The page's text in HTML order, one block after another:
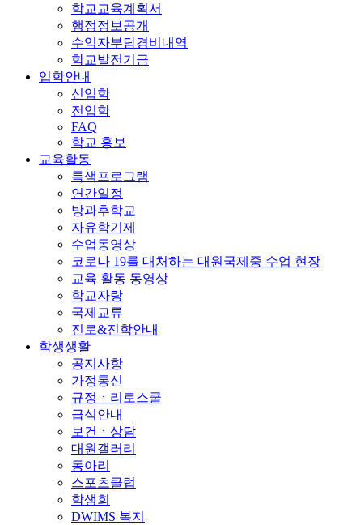
학교교육계획서
행정정보공개
수익자부담경비내역
학교발전기금
입학안내
신입학
전입학
FAQ
학교 홍보
교육활동
특색프로그램
연간일정
방과후학교
자유학기제
수업동영상
코로나 19를 대처하는 대원국제중 수업 현장
교육 활동 동영상
학교자랑
국제교류
진로&진학안내
학생생활
공지사항
가정통신
규정ㆍ리로스쿨
급식안내
보건ㆍ상담
대원갤러리
동아리
스포츠클럽
학생회
DWIMS 복지